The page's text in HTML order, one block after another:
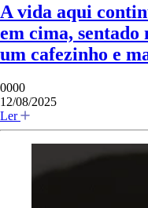
A vida aqui
em cima, sentado
um cafezinho e
0000
12/08/2025
Ler